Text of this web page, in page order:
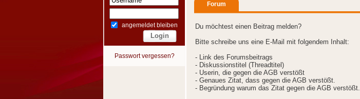
angemeldet bleiben
Passwort vergessen?
Forum
Du möchtest einen Beitrag melden?
Bitte schreibe uns eine E-Mail mit folgendem Inhalt:
- Link des Forumsbeitrags
- Diskussionstitel (Threadtitel)
- Userin, die gegen die AGB verstößt
- Genaues Zitat, dass gegen die AGB verstößt.
- Begründung warum das Zitat gegen die AGB verstößt.